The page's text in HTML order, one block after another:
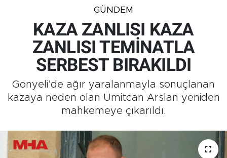
GÜNDEM
KAZA ZANLISI KAZA
ZANLISI TEMİNATLA
SERBEST BIRAKILDI
Gönyeli’de ağır yaralanmayla sonuçlanan
kazaya neden olan Ümitcan Arslan yeniden
mahkemeye çıkarıldı.